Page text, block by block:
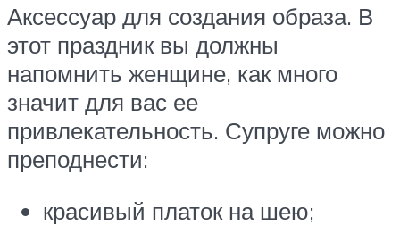
Аксессуар для создания образа. В
этот праздник вы должны
напомнить женщине, как много
значит для вас ее
привлекательность. Супруге можно
преподнести:
красивый платок на шею;